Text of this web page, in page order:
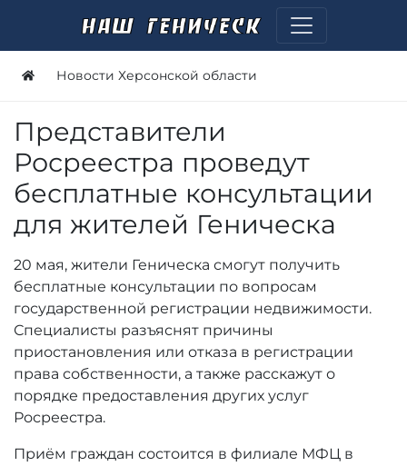
Новости Херсонской области
Представители
Росреестра проведут
бесплатные консультации
для жителей Геническа
20 мая, жители Геническа смогут получить
бесплатные консультации по вопросам
государственной регистрации недвижимости.
Специалисты разъяснят причины
приостановления или отказа в регистрации
права собственности, а также расскажут о
порядке предоставления других услуг
Росреестра.
Приём граждан состоится в филиале МФЦ в